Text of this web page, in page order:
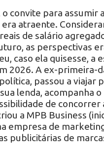
convite para assumir
atraente.
de salário
as perspectivas
caso ela quisesse, a
2026. A ex-primeira-
passou a viajar
lenda, acompanha
de concorrer
a MPB Business
empresa de
publicitárias de